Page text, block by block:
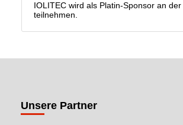
IOLITEC wird als Platin-Sponsor an
teilnehmen.
Unsere Partner